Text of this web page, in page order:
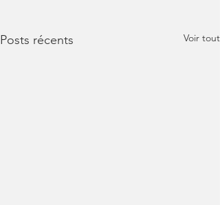
Posts récents Voir tout